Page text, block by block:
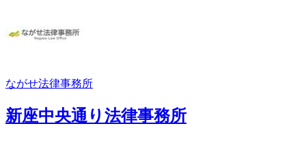
ながせ法律事務所
新座中央通り法律事務所